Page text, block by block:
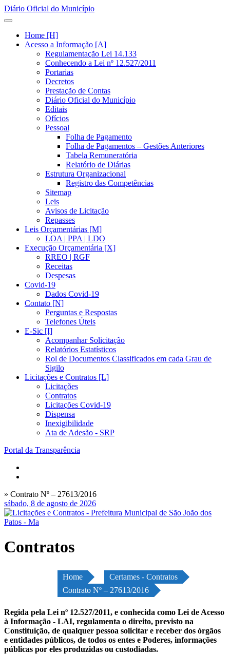
Diário Oficial do Município
Home [H]
Acesso a Informação [A]
Regulamentação Lei 14.133
Conhecendo a Lei nº 12.527/2011
Portarias
Decretos
Prestação de Contas
Diário Oficial do Município
Editais
Ofícios
Pessoal
Folha de Pagamento
Folha de Pagamentos – Gestões Anteriores
Tabela Remuneratória
Relatório de Diárias
Estrutura Organizacional
Registro das Competências
Sitemap
Leis
Avisos de Licitação
Repasses
Leis Orçamentárias [M]
LOA | PPA | LDO
Execução Orçamentária [X]
RREO | RGF
Receitas
Despesas
Covid-19
Dados Covid-19
Contato [N]
Perguntas e Respostas
Telefones Úteis
E-Sic [I]
Acompanhar Solicitação
Relatórios Estatísticos
Rol de Documentos Classificados em cada Grau de
Sigilo
Licitações e Contratos [L]
Licitações
Contratos
Licitações Covid-19
Dispensa
Inexigibilidade
Ata de Adesão - SRP
Portal da Transparência
» Contrato Nº – 27613/2016
sábado, 8 de agosto de 2026
Contratos
Home
Certames - Contratos
Contrato Nº – 27613/2016
Regida pela Lei nº 12.527/2011, e conhecida como Lei de Acesso
à Informação - LAI, regulamenta o direito, previsto na
Constituição, de qualquer pessoa solicitar e receber dos órgãos
e entidades públicos, de todos os entes e Poderes, informações
públicas por eles produzidas ou custodiadas.